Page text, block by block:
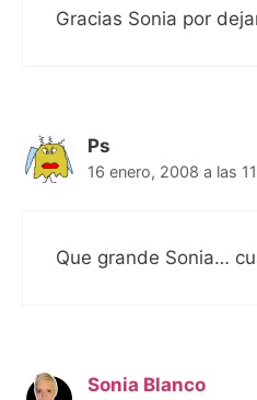
Gracias Sonia por
Ps
16 enero, 2008 a las
Que grande Sonia…
Sonia Blanco